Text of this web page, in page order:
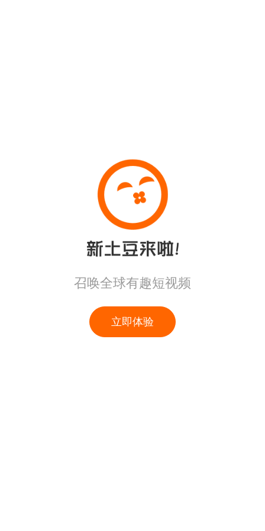
召唤全球有趣短视频
立即体验